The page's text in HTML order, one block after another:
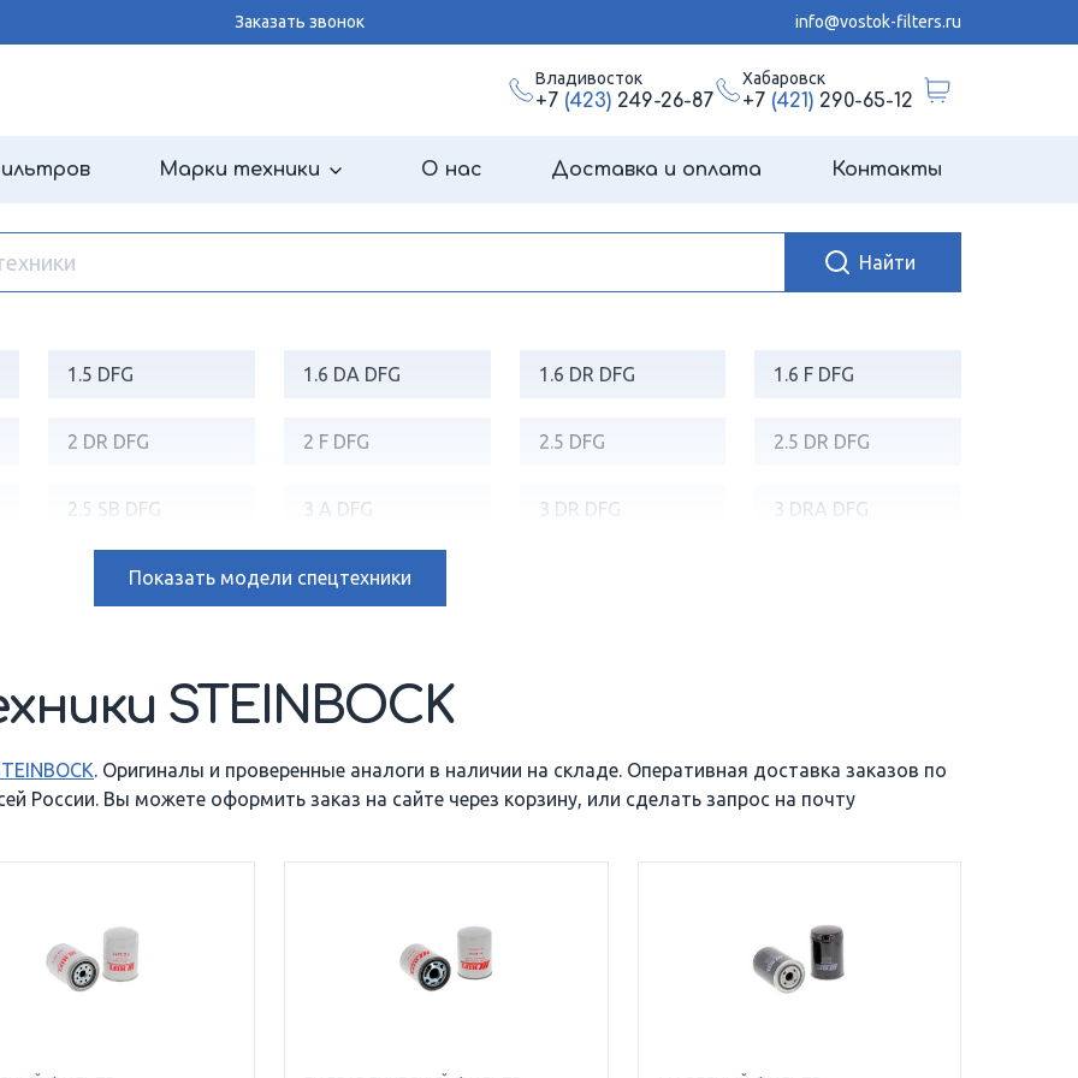
Заказать звонок info@vostok-filters.ru
Владивосток
+7 (423)249-26-87
Хабаровск
+7 (421)290-65-12
Марки техники О нас Доставка и оплата Контакты
1.5 DFG 1.6 DA DFG 1.6 DR DFG 1.6 F DFG
2 DR DFG 2 F DFG 2.5 DFG 2.5 DR DFG
2.5 SB DFG 3 A DFG 3 DR DFG 3 DRA DFG
3.2 DRA DFG 3.5 D DFG
5 D DFG
557 MK5B-2 BOSS
ATN 2000 AV 3000 AV 6000 AW 1800 D
Показатьмодели спецтехники
STEINBOCK
. Оригиналы и проверенные аналоги в наличии на складе. Оперативная доставка заказов по
России. Вы можете оформить заказ на сайте через корзину, или сделать запрос на почту